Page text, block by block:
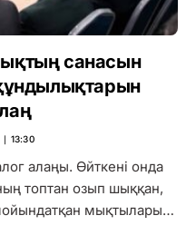
санасын
13:30
алаңы. Өйткені онда
топтан озып шыққан,
мықтылары…